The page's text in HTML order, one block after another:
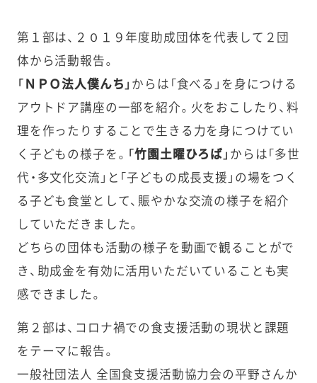
第１部は、２０１９年度助成団体を代表して２団
体から活動報告。
「ＮＰＯ法人僕んち」 からは「食べる」を身につける
アウトドア講座の一部を紹介。火をおこしたり、料
理を作ったりすることで生きる力を身につけてい
く子どもの様子を。 「竹園土曜ひろば」 からは「多世
代・多文化交流」と「子どもの成長支援」の場をつく
る子ども食堂として、賑やかな交流の様子を紹介
していただきました。
どちらの団体も活動の様子を動画で観ることがで
き、助成金を有効に活用いただいていることも実
感できました。
第２部は、コロナ禍での食支援活動の現状と課題
をテーマに報告。
一般社団法人 全国食支援活動協力会の平野さんか